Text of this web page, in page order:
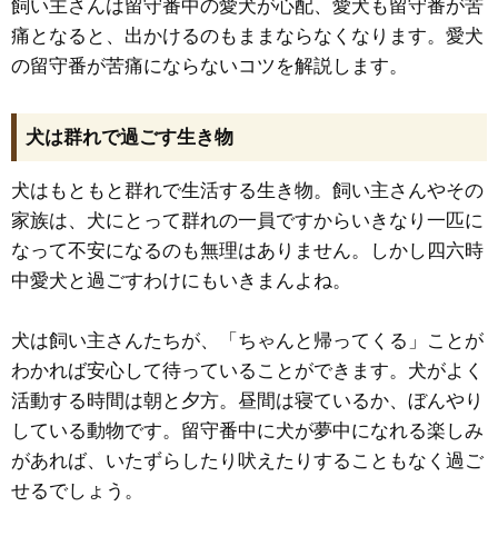
飼い主さんは留守番中の愛犬が心配、愛犬も留守番が苦
痛となると、出かけるのもままならなくなります。愛犬
の留守番が苦痛にならないコツを解説します。
犬は群れで過ごす生き物
犬はもともと群れで生活する生き物。飼い主さんやその
家族は、犬にとって群れの一員ですからいきなり一匹に
なって不安になるのも無理はありません。しかし四六時
中愛犬と過ごすわけにもいきまんよね。
犬は飼い主さんたちが、「ちゃんと帰ってくる」ことが
わかれば安心して待っていることができます。犬がよく
活動する時間は朝と夕方。昼間は寝ているか、ぼんやり
している動物です。留守番中に犬が夢中になれる楽しみ
があれば、いたずらしたり吠えたりすることもなく過ご
せるでしょう。